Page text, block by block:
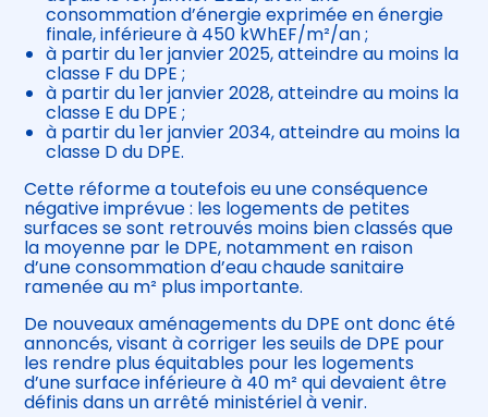
consommation d’énergie exprimée en énergie
finale, inférieure à 450 kWhEF/m²/an ;
à partir du 1er janvier 2025, atteindre au moins la
classe F du DPE ;
à partir du 1er janvier 2028, atteindre au moins la
classe E du DPE ;
à partir du 1er janvier 2034, atteindre au moins la
classe D du DPE.
Cette réforme a toutefois eu une conséquence
négative imprévue : les logements de petites
surfaces se sont retrouvés moins bien classés que
la moyenne par le DPE, notamment en raison
d’une consommation d’eau chaude sanitaire
ramenée au m² plus importante.
De nouveaux aménagements du DPE ont donc été
annoncés, visant à corriger les seuils de DPE pour
les rendre plus équitables pour les logements
d’une surface inférieure à 40 m² qui devaient être
définis dans un arrêté ministériel à venir.